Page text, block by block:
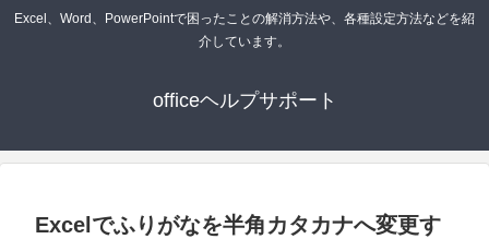
Excel、Word、PowerPointで困ったことの解消方法や、各種設定方法などを紹
介しています。
officeヘルプサポート
Excelでふりがなを半角カタカナへ変更す